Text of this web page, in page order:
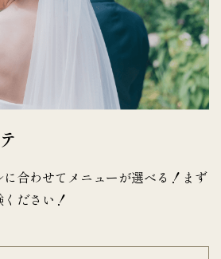
に合わせてメニューが選べる！まず
ださい！